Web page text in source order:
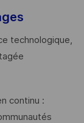
technologique,
continu :